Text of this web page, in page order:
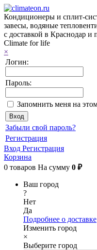
Кондиционеры и сплит-
завесы, водяные
с доставкой в Краснодар и
Climate for life
×
Логин:
Пароль:
Запомнить меня на
Забыли свой пароль?
Регистрация
Вход Регистрация
Корзина
0 товаров На сумму 0 ₽
Ваш город
?
Нет
Да
Подробнее о доставке
Изменить город
×
Выберите город